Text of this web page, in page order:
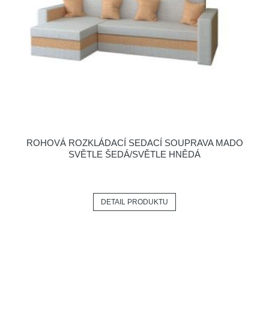
ROHOVÁ ROZKLÁDACÍ SEDACÍ SOUPRAVA MADO
SVĚTLE ŠEDÁ/SVĚTLE HNĚDÁ
DETAIL PRODUKTU